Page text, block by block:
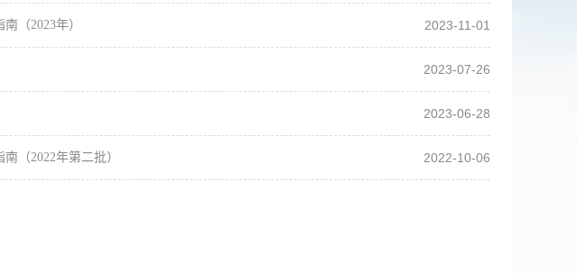
（2023年） 2023-11-01
2023-07-26
2023-06-28
（2022年第二批） 2022-10-06